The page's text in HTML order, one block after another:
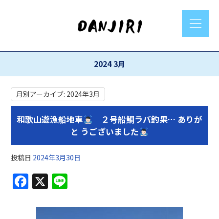
2024 3月
月別アーカイブ: 2024年3月
和歌山遊漁船地車
２号船鯛ラバ釣果… ありが
と うございました
投稿日 2024年3月30日
F
a
c
X
e